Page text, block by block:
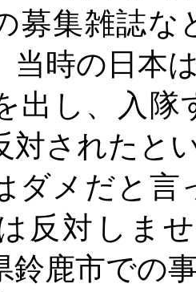
募集雑誌
当時の日本
出し、入
対されたと
メだと言
反対しま
鈴鹿市での